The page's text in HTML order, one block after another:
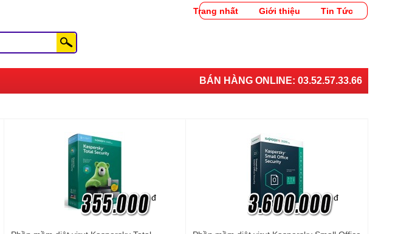
Trang nhất Giới thiệu Tin Tức
BÁN HÀNG ONLINE: 03.52.57.33.66
đ đ